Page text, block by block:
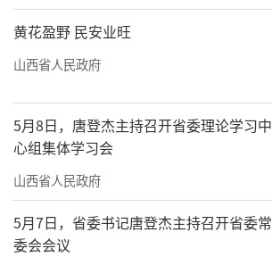
黄花盈野 民安业旺
山西省人民政府
5月8日，唐登杰主持召开省委理论学习中
心组集体学习会
山西省人民政府
5月7日，省委书记唐登杰主持召开省委常
委会会议